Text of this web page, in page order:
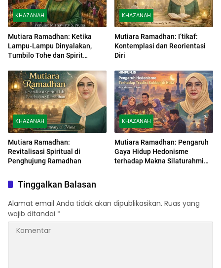
KHAZANAH
Mutiara Ramadhan: Ketika
Lampu-Lampu Dinyalakan,
Tumbilo Tohe dan Spirit
KHAZANAH
Mutiara Ramadhan: I’tikaf:
Kontemplasi dan Reorientasi
Diri
KHAZANAH
Mutiara Ramadhan:
Revitalisasi Spiritual di
Penghujung Ramadhan
KHAZANAH
Mutiara Ramadhan: Pengaruh
Gaya Hidup Hedonisme
terhadap Makna Silaturahmi
Tinggalkan Balasan
Alamat email Anda tidak akan dipublikasikan. Ruas yang
wajib ditandai *